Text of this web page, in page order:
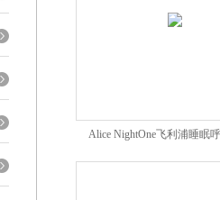
Alice NightOne飞利浦睡眠